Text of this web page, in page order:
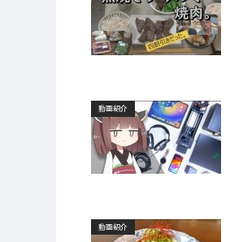
動画紹介
動画紹介